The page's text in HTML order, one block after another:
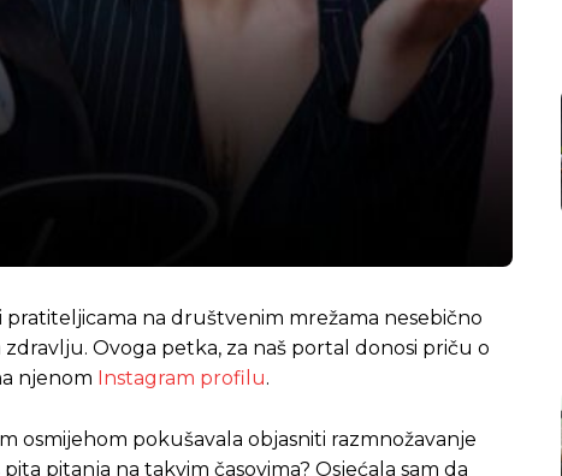
pratiteljicama na društvenim mrežama nesebično
Ovoga petka, za naš portal donosi priču o
njenom Instagram profilu.
osmijehom pokušavala objasniti razmnožavanje
pitanja na takvim časovima? Osjećala sam da